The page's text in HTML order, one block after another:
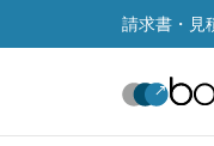
請求書・見